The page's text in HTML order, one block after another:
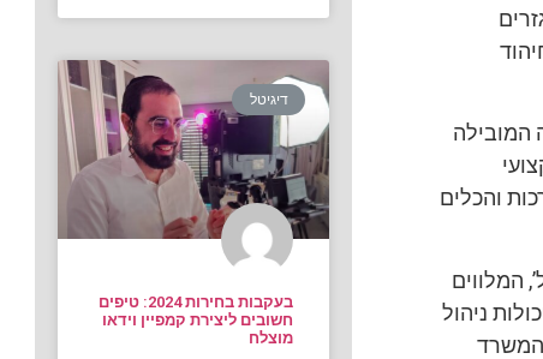
המובילה
והכלים
המלווים
ניהול
המשרד
דיגיטל
בעקבות בחירות 2024: טיפים
חשובים ליצירת קמפיין וידאו
מוצלח